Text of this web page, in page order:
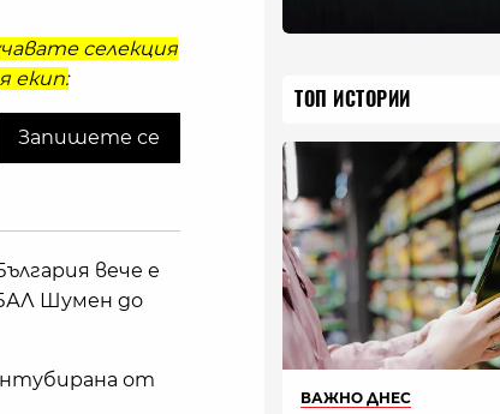
селекция
екип:
вече е
Шумен до
от
ТОП ИСТОРИИ
ВАЖНО ДНЕС